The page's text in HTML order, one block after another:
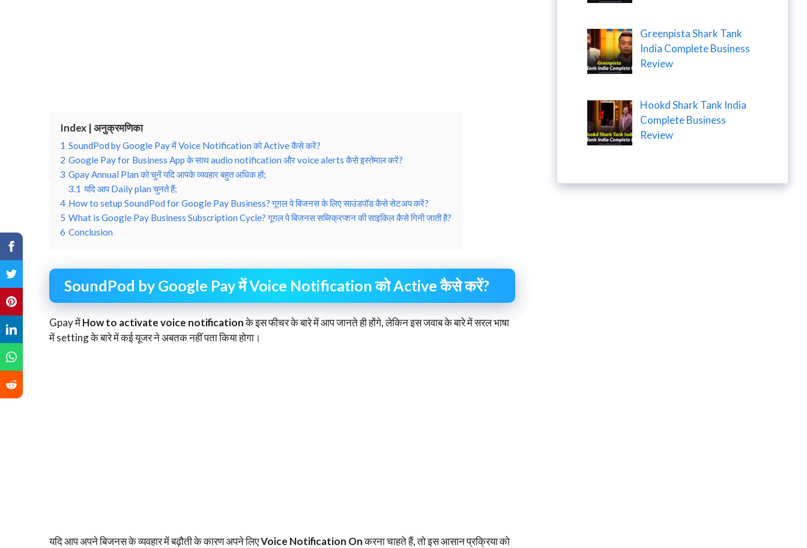
Index | अनुक्रमणिका
1 SoundPod by Google Pay में Voice Notification को Active कैसे करें?
2 Google Pay for Business App के साथ audio notification और voice alerts कैसे इस्तेमाल करें?
3 Gpay Annual Plan को चुनें यदि आपके व्यवहार बहुत अधिक हों;
3.1 यदि आप Daily plan चुनते हैं;
4 How to setup SoundPod for Google Pay Business? गूगल पे बिजनस के लिए साउंडपॉड कैसे सेटअप करें?
5 What is Google Pay Business Subscription Cycle? गूगल पे बिजनस सब्स्क्रिप्शन की साइकिल कैसे गिनी जाती है?
6 Conclusion
SoundPod by Google Pay में Voice Notification को Active कैसे करें?
Gpay मेंHow to activate voice notificationके इस फीचर के बारे में आप जानते ही होंगे, लेकिन इस जवाब के बारे में सरल भाषा
में setting के बारे में कई यूजर ने अबतक नहीं पता किया होगा।
यदि आप अपने बिजनस के व्यवहार में बढ़ौती के कारण अपने लिएVoice Notification Onकरना चाहते हैं, तो इस आसान प्रक्रिया को
Greenpista Shark Tank
India Complete Business
Review
Hookd Shark Tank India
Complete Business
Review